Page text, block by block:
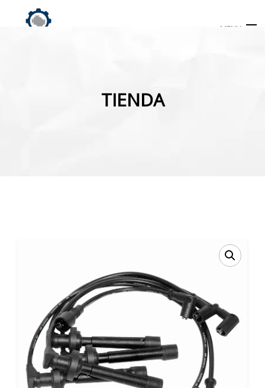
MENU
TIENDA